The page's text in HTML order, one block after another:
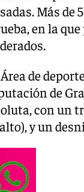
Más
en la
de
de
con un
y un